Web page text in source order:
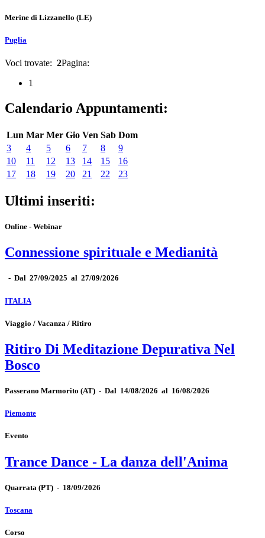
Merine di Lizzanello (LE)
Puglia
Voci trovate: 2Pagina:
1
Calendario Appuntamenti:
Lun Mar Mer Gio Ven Sab Dom
3
4 5 6 7 8
9
10
11 12 13 14 15
16
17
18 19 20 21 22 23
Ultimi inseriti:
Online - Webinar
Connessione spirituale e Medianità
- Dal 27/09/2025 al 27/09/2026
ITALIA
Viaggio / Vacanza / Ritiro
Ritiro Di Meditazione Depurativa Nel
Bosco
Passerano Marmorito (AT) - Dal 14/08/2026 al 16/08/2026
Piemonte
Evento
Trance Dance - La danza dell'Anima
Quarrata (PT) - 18/09/2026
Toscana
Corso